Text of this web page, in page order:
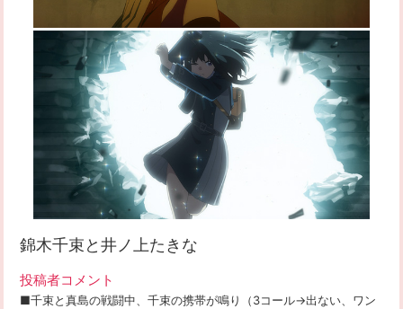
錦木千束と井ノ上たきな
投稿者コメント
■千束と真島の戦闘中、千束の携帯が鳴り（3コール→出ない、ワン